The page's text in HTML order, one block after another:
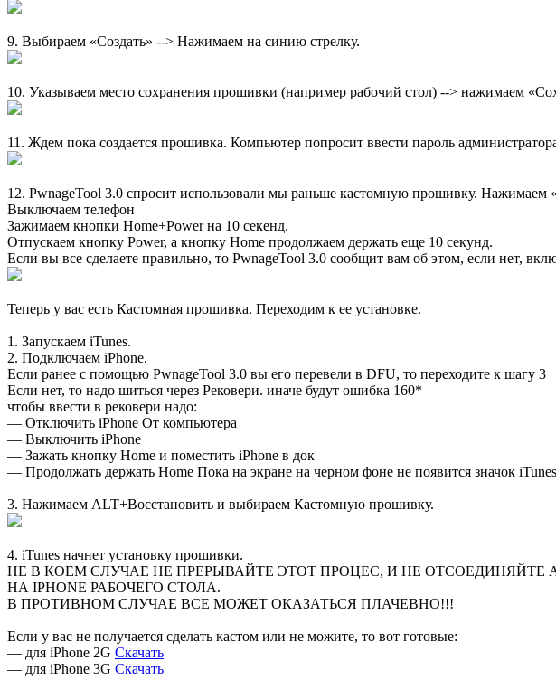
9. Выбираем «Создать» --> Нажимаем на синию стрелку.
10. Указываем место сохранения прошивки (например рабочий стол) --> нажимаем
11. Ждем пока создается прошивка. Компьютер попросит ввести пароль
12. PwnageTool 3.0 спросит использовали мы раньше кастомную прошивку.
Выключаем телефон
Зажимаем кнопки Home+Power на 10 секенд.
Отпускаем кнопку Power, а кнопку Home продолжаем держать еще 10 секунд.
Если вы все сделаете правильно, то PwnageTool 3.0 сообщит вам об этом, если нет,
Теперь у вас есть Кастомная прошивка. Переходим к ее установке.
1. Запускаем iTunes.
2. Подключаем iPhone.
Если ранее с помощью PwnageTool 3.0 вы его перевели в DFU, то переходите к шагу 3
Если нет, то надо шиться через Рековери. иначе будут ошибка 160*
чтобы ввести в рековери надо:
— Отключить iPhone От компьютера
— Выключить iPhone
— Зажать кнопку Home и поместить iPhone в док
— Продолжать держать Home Пока на экране на черном фоне не появится значок
3. Нажимаем ALT+Восстановить и выбираем Кастомную прошивку.
4. iTunes начнет установку прошивки.
НЕ В КОЕМ СЛУЧАЕ НЕ ПРЕРЫВАЙТЕ ЭТОТ ПРОЦЕС, И НЕ
НА IPHONE РАБОЧЕГО СТОЛА.
В ПРОТИВНОМ СЛУЧАЕ ВСЕ МОЖЕТ ОКАЗАТЬСЯ ПЛАЧЕВНО!!!
Если у вас не получается сделать кастом или не можите, то вот готовые:
— для iPhone 2G Скачать
— для iPhone 3G Скачать